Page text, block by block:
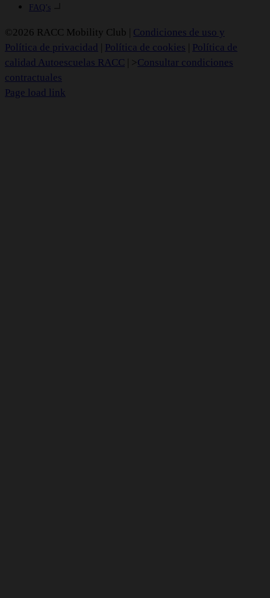
FAQ’s
©2026 RACC Mobility Club | Condiciones de uso y
Política de privacidad
Política de cookies
Política de
calidad Autoescuelas RACC
| >Consultar condiciones
contractuales
Page load link